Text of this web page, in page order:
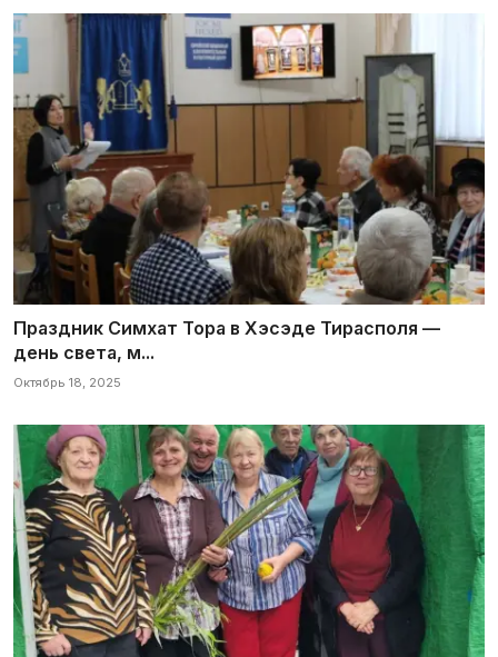
Праздник Симхат Тора в Хэсэде Тирасполя —
день света, м...
Октябрь 18, 2025